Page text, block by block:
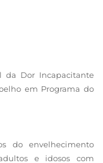
da Dor Incapacitante
em Programa do
do envelhecimento
e idosos com